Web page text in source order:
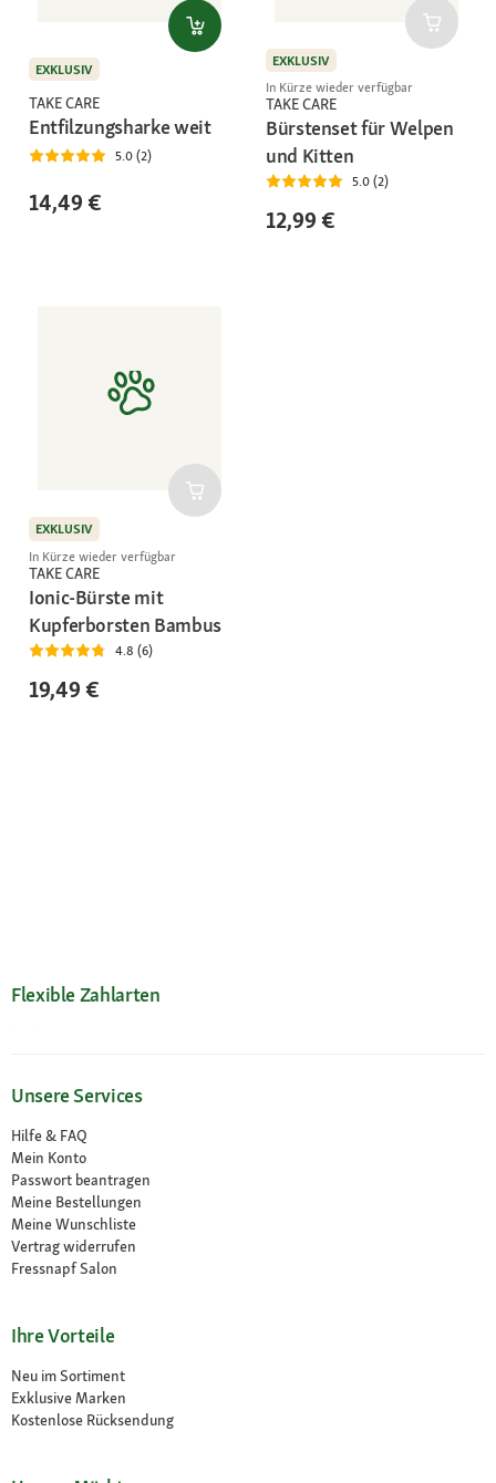
EXKLUSIV
TAKE CARE
Entfilzungsharke weit
5.0 (2)
14,49 €
EXKLUSIV
In Kürze wieder verfügbar
TAKE CARE
Bürstenset für Welpen
und Kitten
5.0 (2)
12,99 €
EXKLUSIV
In Kürze wieder verfügbar
TAKE CARE
Ionic-Bürste mit
Kupferborsten Bambus
4.8 (6)
19,49 €
Flexible Zahlarten
Unsere Services
Hilfe & FAQ
Mein Konto
Passwort beantragen
Meine Bestellungen
Meine Wunschliste
Vertrag widerrufen
Fressnapf Salon
Ihre Vorteile
Neu im Sortiment
Exklusive Marken
Kostenlose Rücksendung